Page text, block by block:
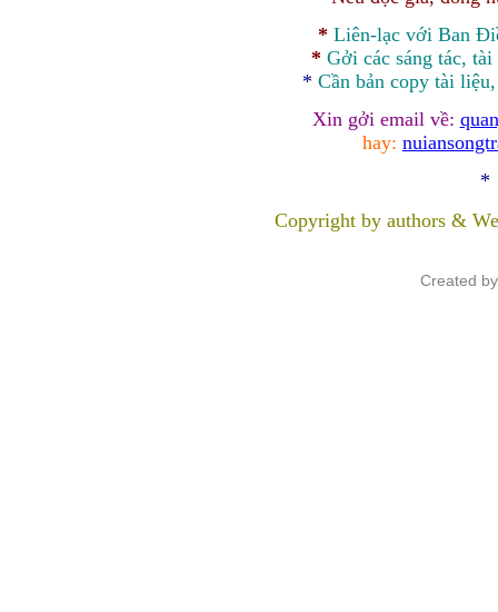
* Liên-lạc với Ban
* Gởi các sáng tác,
* Cần bản copy tài
Xin gởi email về:
hay:
*
Copyright by authors &
Created